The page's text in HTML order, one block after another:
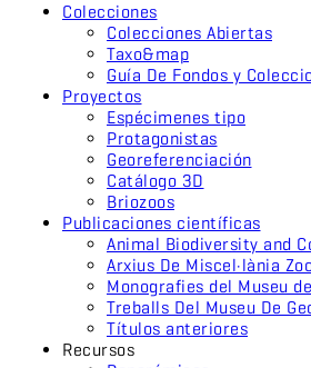
Colecciones
Colecciones Abiertas
Taxo&map
Guía De Fondos y
Proyectos
Espécimenes tipo
Protagonistas
Georeferenciación
Catálogo 3D
Briozoos
Publicaciones científicas
Animal Biodiversity and
Arxius De Miscel·lània
Monografies del Museu
Treballs Del Museu De
Títulos anteriores
Recursos